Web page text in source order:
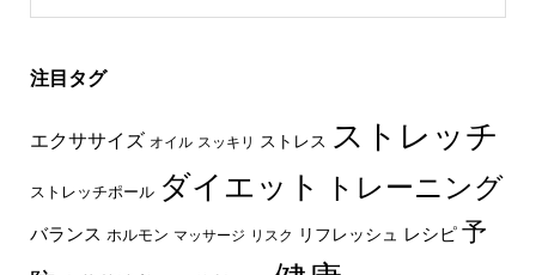
注目タグ
エクササイズ オイル スッキリ ストレス ストレッチ
ストレッチポール ダイエット トレーニング
バランス ホルモン マッサージ リスク リフレッシュ レシピ 予